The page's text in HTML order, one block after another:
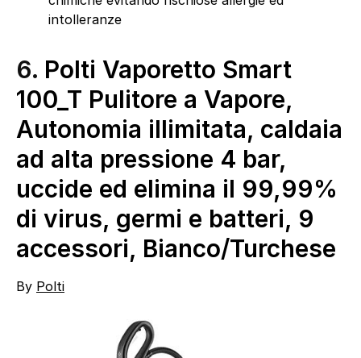
intolleranze
6. Polti Vaporetto Smart
100_T Pulitore a Vapore,
Autonomia illimitata, caldaia
ad alta pressione 4 bar,
uccide ed elimina il 99,99%
di virus, germi e batteri, 9
accessori, Bianco/Turchese
By Polti